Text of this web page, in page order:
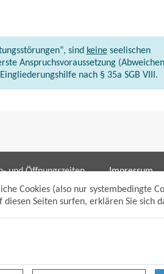
Cookies (also nur systembedingte
Seiten surfen, erklären Sie sich
sind keineseelischen
Anspruchsvoraussetzung (Abweichen
nach § 35a SGB VIII.
und Öffnungszeiten
Impressum
Sitemap
Suche